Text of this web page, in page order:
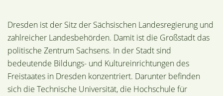
Dresden ist der Sitz der Sächsischen Landesregierung und
zahlreicher Landesbehörden. Damit ist die Großstadt das
politische Zentrum Sachsens. In der Stadt sind
bedeutende Bildungs- und Kultureinrichtungen des
Freistaates in Dresden konzentriert. Darunter befinden
sich die Technische Universität, die Hochschule für